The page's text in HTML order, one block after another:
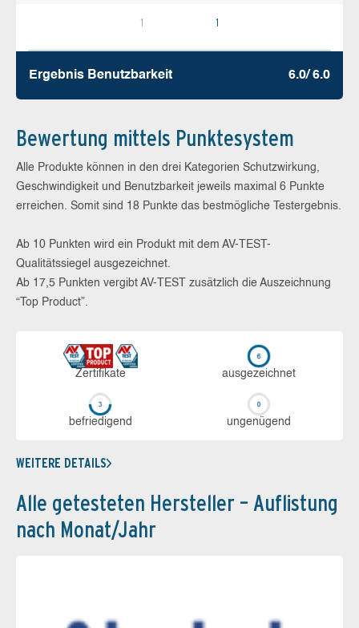
1 1
Ergebnis Benutz­barkeit 6.0/ 6.0
Bewertung mittels Punktesystem
Alle Produkte können in den drei Kategorien Schutzwirkung,
Geschwindigkeit und Benutzbarkeit jeweils maximal 6 Punkte
erreichen. Somit sind 18 Punkte das bestmögliche Testergebnis.
Ab 10 Punkten wird ein Produkt mit dem AV-TEST-
Qualitätssiegel ausgezeichnet.
Ab 17,5 Punkten vergibt AV-TEST zusätzlich die Auszeichnung
“Top Product”.
Zerti­fikate aus­ge­zeich­net
be­frie­di­gend un­ge­nü­gend
WEITERE DETAILS
Alle getesteten Hersteller – Auflistung
nach Monat/Jahr